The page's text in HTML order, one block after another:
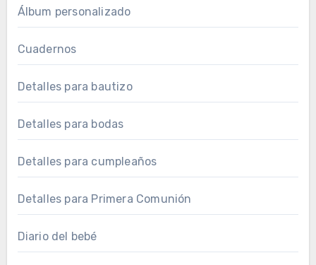
Álbum personalizado
Cuadernos
Detalles para bautizo
Detalles para bodas
Detalles para cumpleaños
Detalles para Primera Comunión
Diario del bebé